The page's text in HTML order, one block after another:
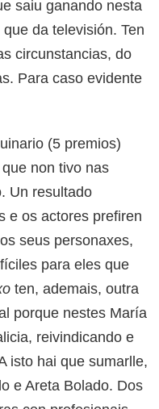
saiu ganando nesta
da televisión. Ten
circunstancias, do
Para caso evidente
(5 premios)
non tivo nas
Un resultado
e os actores prefiren
seus personaxes,
para eles que
ten, ademais, outra
porque nestes María
reivindicando e
isto hai que sumarlle,
e Areta Bolado. Dos